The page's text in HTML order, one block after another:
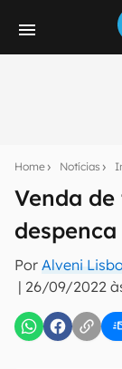
Home Notícias
Venda
Por Alveni
| 26/09/2022
notícias e
mão.
E-mail